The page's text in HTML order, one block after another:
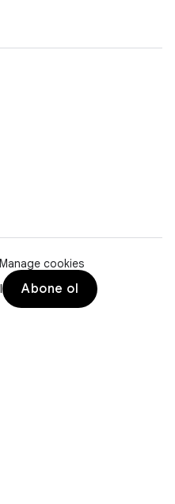
Manage cookies
Abone ol